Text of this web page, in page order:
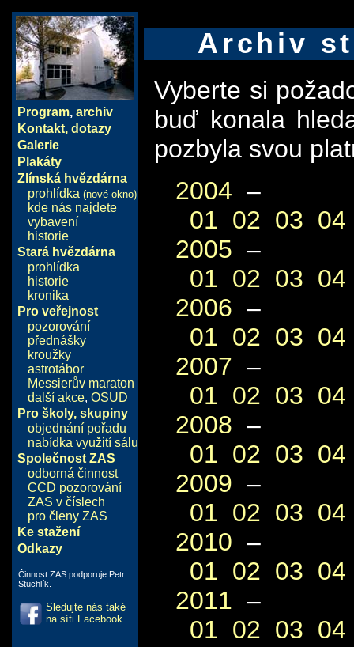
Program, archiv
Kontakt, dotazy
Galerie
Plakáty
Zlínská hvězdárna
prohlídka (nové okno)
kde nás najdete
vybavení
historie
Stará hvězdárna
prohlídka
historie
kronika
Pro veřejnost
pozorování
přednášky
kroužky
astrotábor
Messierův maraton
další akce, OSUD
Pro školy, skupiny
objednání pořadu
nabídka využití sálu
Společnost ZAS
odborná činnost
CCD pozorování
ZAS v číslech
pro členy ZAS
Ke stažení
Odkazy
Činnost ZAS podporuje Petr
Stuchlík.
Sledujte nás také
na síti Facebook
Archiv
Vyberte si
buď konala
pozbyla svou
2004 –
01 02 03 04
2005 –
01 02 03 04
2006 –
01 02 03 04
2007 –
01 02 03 04
2008 –
01 02 03 04
2009 –
01 02 03 04
2010 –
01 02 03 04
2011 –
01 02 03 04